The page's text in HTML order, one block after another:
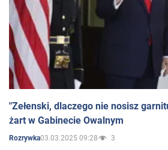
"Zełenski, dlaczego nie nosisz
żart w Gabinecie Owalnym
Rozrywka03.03.2025 09:28 3